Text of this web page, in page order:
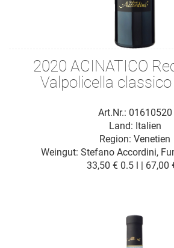
2020 ACINATICO
Valpolicella classico
Art.Nr.: 01610520
Land: Italien
Weingut: Stefano Accordini,
Region: Venetien
33,50 € 0.5 l | 67,00